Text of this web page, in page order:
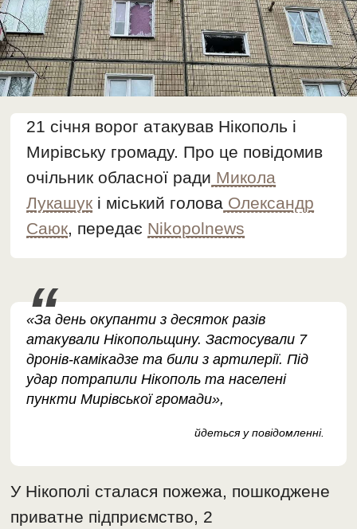
21 січня ворог атакував Нікополь і
Мирівську громаду. Про це повідомив
очільник обласної ради Микола
Лукашук і міський голова Олександр
Саюк, передає Nikopolnews
«За день окупанти з десяток разів
атакували Нікопольщину. Застосували 7
дронів-камікадзе та били з артилерії. Під
удар потрапили Нікополь та населені
пункти Мирівської громади»,
йдеться у повідомленні.
У Нікополі сталася пожежа, пошкоджене
приватне підприємство, 2